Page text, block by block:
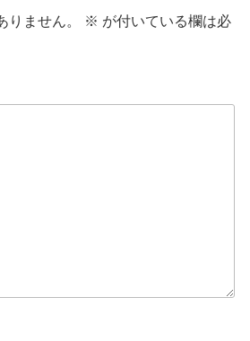
りません。 ※ が付いている欄は必